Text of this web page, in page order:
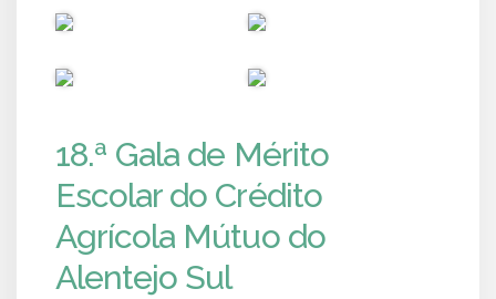
18.ª Gala de Mérito
Escolar do Crédito
Agrícola Mútuo do
Alentejo Sul